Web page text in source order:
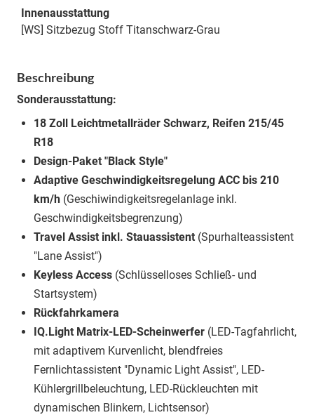
Innenausstattung
[WS] Sitzbezug Stoff Titanschwarz-Grau
Beschreibung
Sonderausstattung:
18 Zoll Leichtmetallräder Schwarz, Reifen 215/45
R18
Design-Paket "Black Style"
Adaptive Geschwindigkeitsregelung ACC bis 210
km/h (Geschiwindigkeitsregelanlage inkl.
Geschwindigkeitsbegrenzung)
Travel Assist inkl. Stauassistent (Spurhalteassistent
"Lane Assist")
Keyless Access (Schlüsselloses Schließ- und
Startsystem)
Rückfahrkamera
IQ.Light Matrix-LED-Scheinwerfer (LED-Tagfahrlicht,
mit adaptivem Kurvenlicht, blendfreies
Fernlichtassistent "Dynamic Light Assist", LED-
Kühlergrillbeleuchtung, LED-Rückleuchten mit
dynamischen Blinkern, Lichtsensor)